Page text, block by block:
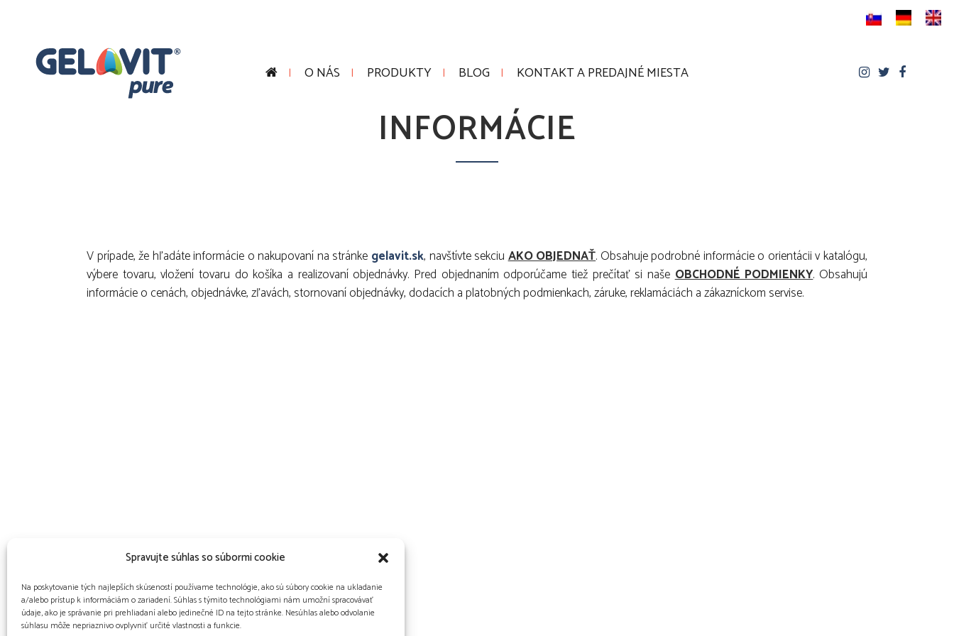
Spravujte súhlas so súbormi cookie
Na poskytovanie tých najlepších skúseností používame technológie, ako sú súbory cookie na ukladanie
a/alebo prístup k informáciám o zariadení. Súhlas s týmito technológiami nám umožní spracovávať
údaje, ako je správanie pri prehliadaní alebo jedinečné ID na tejto stránke. Nesúhlas alebo odvolanie
súhlasu môže nepriaznivo ovplyvniť určité vlastnosti a funkcie.
O NÁS PRODUKTY BLOG KONTAKT A PREDAJNÉ MIESTA
INFORMÁCIE
V prípade, že hľadáte informácie o nakupovaní na stránke gelavit.sk, navštívte sekciuAKO OBJEDNAŤ. Obsahuje podrobné informácie o orientácii v katalógu,
výbere tovaru, vložení tovaru do košíka a realizovaní objednávky. Pred objednaním odporúčame tiež prečítať si našeOBCHODNÉ PODMIENKY. Obsahujú
informácie o cenách, objednávke, zľavách, stornovaní objednávky, dodacích a platobných podmienkach, záruke, reklamáciách a zákazníckom servise.